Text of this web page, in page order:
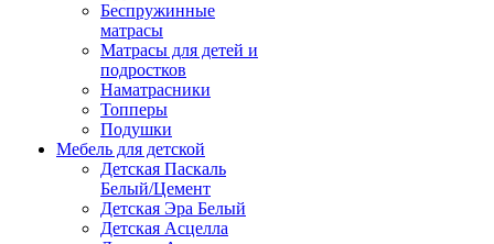
Беспружинные
матрасы
Матрасы для детей и
подростков
Наматрасники
Топперы
Подушки
Мебель для детской
Детская Паскаль
Белый/Цемент
Детская Эра Белый
Детская Асцелла